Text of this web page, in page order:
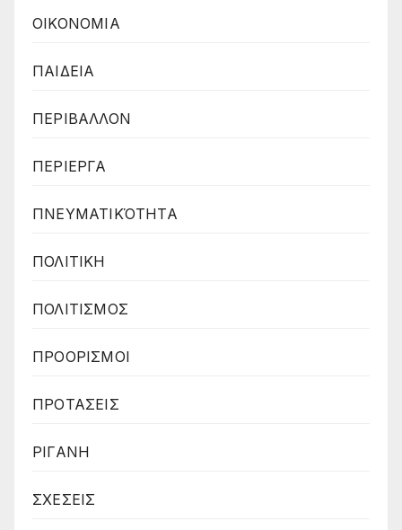
ΟΙΚΟΝΟΜΙΑ
ΠΑΙΔΕΙΑ
ΠΕΡΙΒΑΛΛΟΝ
ΠΕΡΙΕΡΓΑ
ΠΝΕΥΜΑΤΙΚΌΤΗΤΑ
ΠΟΛΙΤΙΚΗ
ΠΟΛΙΤΙΣΜΟΣ
ΠΡΟΟΡΙΣΜΟΙ
ΠΡΟΤΑΣΕΙΣ
ΡΙΓΑΝΗ
ΣΧΕΣΕΙΣ